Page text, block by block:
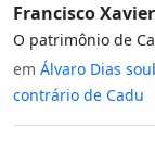
Francisco
O patrimônio de
em Álvaro Dias
contrário de Cadu